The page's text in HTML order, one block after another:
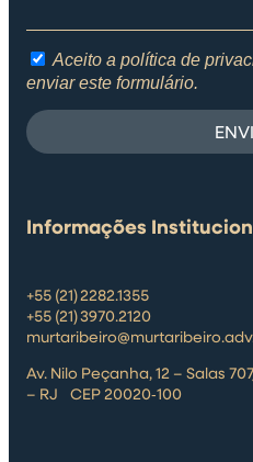
Aceito a política de
enviar este formulário.
Informações
+55 (21) 2282.1355
+55 (21) 3970.2120
Av. Nilo Peçanha, 12 – Salas
– RJ CEP 20020‑100